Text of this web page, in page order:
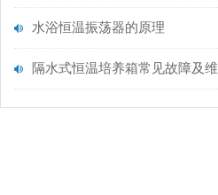
水浴恒温振荡器的原理